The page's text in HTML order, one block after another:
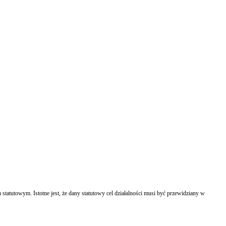
Istotne jest, że dany statutowy cel działalności musi być przewidziany w